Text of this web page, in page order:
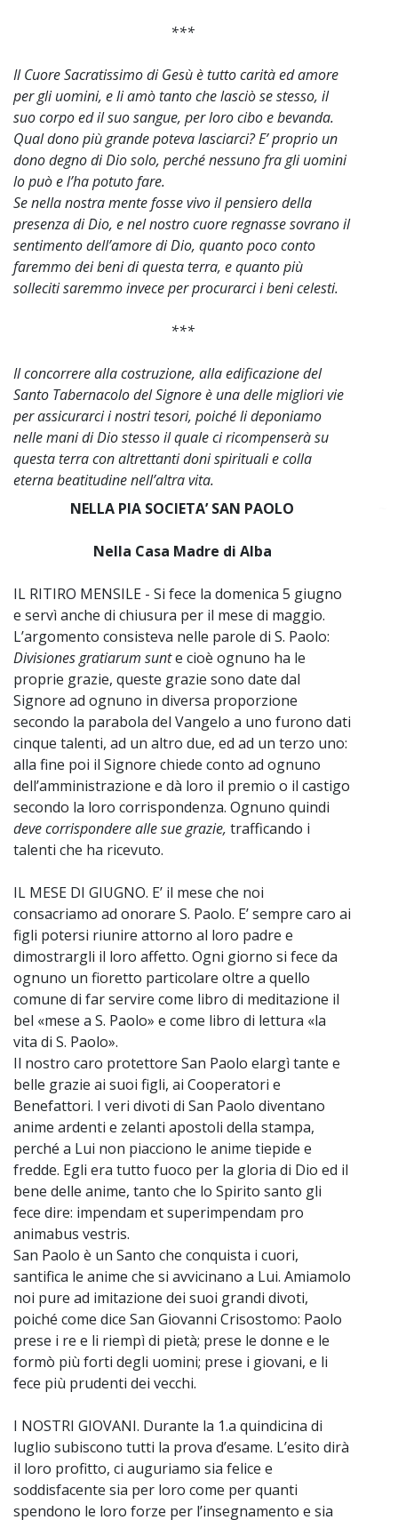
***
Il Cuore Sacratissimo di Gesù è tutto carità ed amore
per gli uomini, e li amò tanto che lasciò se stesso, il
suo corpo ed il suo sangue, per loro cibo e bevanda.
Qual dono più grande poteva lasciarci? E’ proprio un
dono degno di Dio solo, perché nessuno fra gli uomini
lo può e l’ha potuto fare.
Se nella nostra mente fosse vivo il pensiero della
presenza di Dio, e nel nostro cuore regnasse sovrano il
sentimento dell’amore di Dio, quanto poco conto
faremmo dei beni di questa terra, e quanto più
solleciti saremmo invece per procurarci i beni celesti.
***
Il concorrere alla costruzione, alla edificazione del
Santo Tabernacolo del Signore è una delle migliori vie
per assicurarci i nostri tesori, poiché li deponiamo
nelle mani di Dio stesso il quale ci ricompenserà su
questa terra con altrettanti doni spirituali e colla
eterna beatitudine nell’altra vita.
NELLA PIA SOCIETA’ SAN PAOLO
Nella Casa Madre di Alba
IL RITIRO MENSILE - Si fece la domenica 5 giugno
e servì anche di chiusura per il mese di maggio.
L’argomento consisteva nelle parole di S. Paolo:
Divisiones gratiarum sunte cioè ognuno ha le
proprie grazie, queste grazie sono date dal
Signore ad ognuno in diversa proporzione
secondo la parabola del Vangelo a uno furono dati
cinque talenti, ad un altro due, ed ad un terzo uno:
alla fine poi il Signore chiede conto ad ognuno
dell’amministrazione e dà loro il premio o il castigo
secondo la loro corrispondenza. Ognuno quindi
deve corrispondere alle sue grazie, trafficando i
talenti che ha ricevuto.
IL MESE DI GIUGNO. E’ il mese che noi
consacriamo ad onorare S. Paolo. E’ sempre caro ai
figli potersi riunire attorno al loro padre e
dimostrargli il loro affetto. Ogni giorno si fece da
ognuno un fioretto particolare oltre a quello
comune di far servire come libro di meditazione il
bel «mese a S. Paolo» e come libro di lettura «la
vita di S. Paolo».
Il nostro caro protettore San Paolo elargì tante e
belle grazie ai suoi figli, ai Cooperatori e
Benefattori. I veri divoti di San Paolo diventano
anime ardenti e zelanti apostoli della stampa,
perché a Lui non piacciono le anime tiepide e
fredde. Egli era tutto fuoco per la gloria di Dio ed il
bene delle anime, tanto che lo Spirito santo gli
fece dire: impendam et superimpendam pro
animabus vestris.
San Paolo è un Santo che conquista i cuori,
santifica le anime che si avvicinano a Lui. Amiamolo
noi pure ad imitazione dei suoi grandi divoti,
poiché come dice San Giovanni Crisostomo: Paolo
prese i re e li riempì di pietà; prese le donne e le
formò più forti degli uomini; prese i giovani, e li
fece più prudenti dei vecchi.
I NOSTRI GIOVANI. Durante la 1.a quindicina di
luglio subiscono tutti la prova d’esame. L’esito dirà
il loro profitto, ci auguriamo sia felice e
soddisfacente sia per loro come per quanti
spendono le loro forze per l’insegnamento e sia